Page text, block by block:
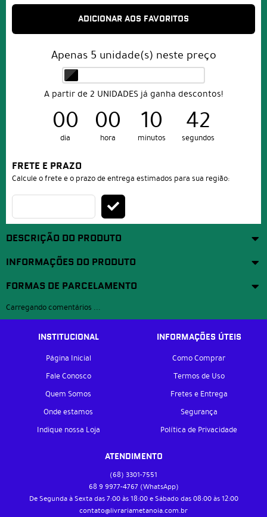
ADICIONAR AOS FAVORITOS
Apenas 5 unidade(s) neste preço
A partir de 2 UNIDADES já ganha descontos!
00
dia
00
hora
10
minutos
42
segundos
FRETE E PRAZO
Calcule o frete e o prazo de entrega estimados para sua região:
DESCRIÇÃO DO PRODUTO
INFORMAÇÕES DO PRODUTO
FORMAS DE PARCELAMENTO
Carregando comentários ...
INSTITUCIONAL
Página Inicial
Fale Conosco
Quem Somos
Onde estamos
Indique nossa Loja
INFORMAÇÕES ÚTEIS
Como Comprar
Termos de Uso
Fretes e Entrega
Segurança
Política de Privacidade
ATENDIMENTO
(68) 3301-7551
68 9 9977-4767 (WhatsApp)
De Segunda à Sexta das 7:00 às 18:00 e Sábado das 08:00 às 12:00
contato@livrariametanoia.com.br